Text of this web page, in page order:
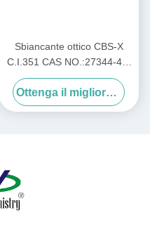
Sbiancante ottico CBS-X
C.I.351 CAS NO.:27344-41-
8
Ottenga il migliore prezzo